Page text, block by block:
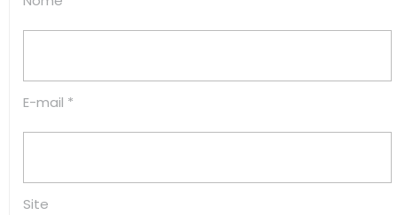
E-mail *
Site